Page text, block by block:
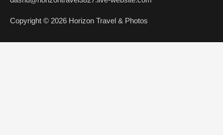
Copyright © 2026 Horizon Travel & Photos